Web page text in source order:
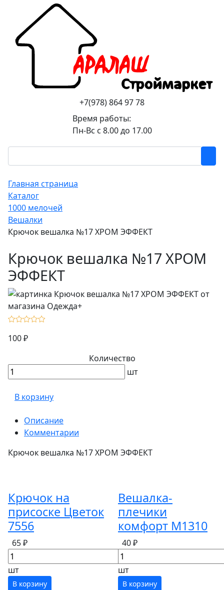
+7(978) 864 97 78
Время работы:
Пн-Вс с 8.00 до 17.00
Главная страница
Каталог
1000 мелочей
Вешалки
Крючок вешалка №17 ХРОМ ЭФФЕКТ
Крючок вешалка №17 ХРОМ
ЭФФЕКТ
100 ₽
Количество
шт
В корзину
Описание
Комментарии
Крючок вешалка №17 ХРОМ ЭФФЕКТ
Крючок на
присоске Цветок
7556
65 ₽
шт
В корзину
Вешалка-
плечики
комфорт М1310
40 ₽
шт
В корзину